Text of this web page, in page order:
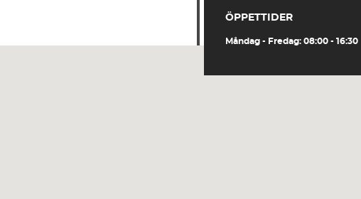
ÖPPETTIDER
Måndag - Fredag: 08:00 - 16:30